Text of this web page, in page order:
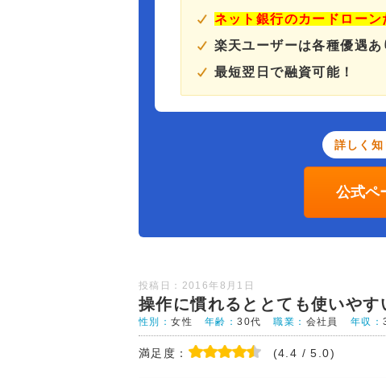
ネット銀行のカードローン
楽天ユーザーは各種優遇あ
最短翌日で融資可能！
詳しく
公式ペ
投稿日：2016年8月1日
操作に慣れるととても使いやす
性別：女性 年齢：30代 職業： 会社員 年収：
満足度： (4.4 / 5.0)